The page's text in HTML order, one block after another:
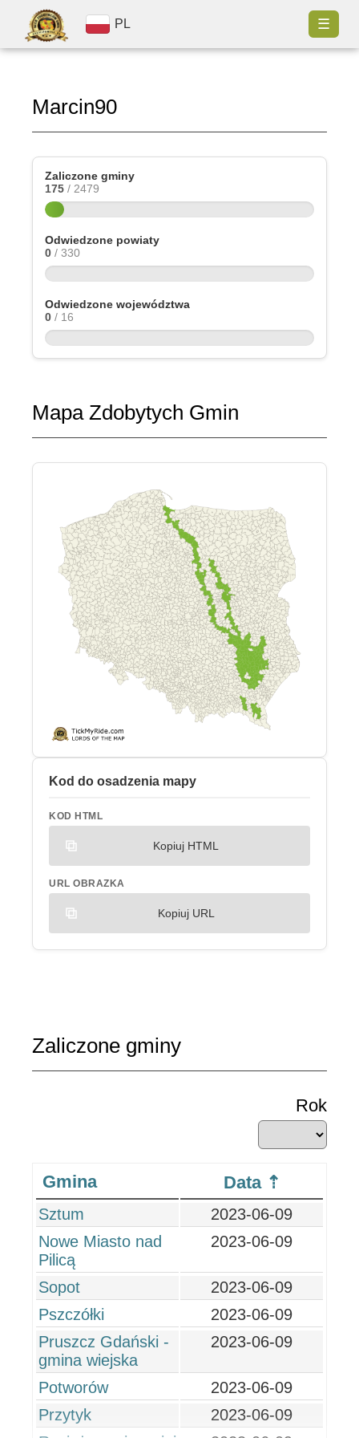
PL ☰
Marcin90
Zaliczone gminy
175 / 2479
Odwiedzone powiaty
0 / 330
Odwiedzone województwa
0 / 16
Mapa Zdobytych Gmin
Kod do osadzenia mapy
KOD HTML
Kopiuj HTML
URL OBRAZKA
Kopiuj URL
Zaliczone gminy
Rok
Gmina Data
Sztum
2023-06-09
Nowe Miasto nad
Pilicą
2023-06-09
Sopot
2023-06-09
Pszczółki
2023-06-09
Pruszcz Gdański -
gmina wiejska
2023-06-09
Potworów
2023-06-09
Przytyk
2023-06-09